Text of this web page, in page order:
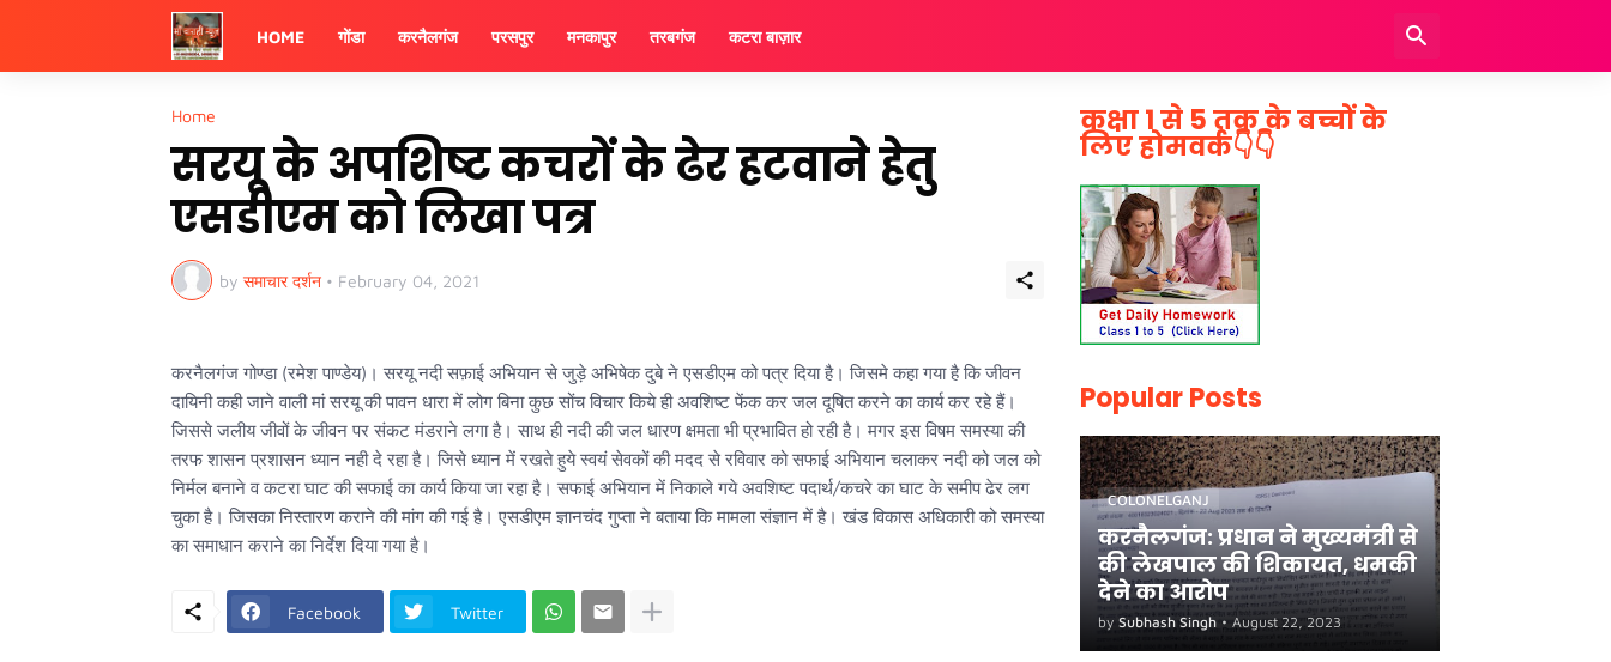
HOME गोंडा करनैलगंज परसपुर मनकापुर तरबगंज कटरा बाज़ार
Home
सरयू के अपशिष्ट कचरों के ढेर हटवाने हेतु
एसडीएम को लिखा पत्र
by समाचार दर्शन • February 04, 2021
करनैलगंज गोण्डा (रमेश पाण्डेय)। सरयू नदी सफ़ाई अभियान से जुड़े अभिषेक दुबे ने एसडीएम को पत्र दिया है। जिसमे कहा गया है कि जीवन
दायिनी कही जाने वाली मां सरयू की पावन धारा में लोग बिना कुछ सोंच विचार किये ही अवशिष्ट फेंक कर जल दूषित करने का कार्य कर रहे हैं।
जिससे जलीय जीवों के जीवन पर संकट मंडराने लगा है। साथ ही नदी की जल धारण क्षमता भी प्रभावित हो रही है। मगर इस विषम समस्या की
तरफ शासन प्रशासन ध्यान नही दे रहा है। जिसे ध्यान में रखते हुये स्वयं सेवकों की मदद से रविवार को सफाई अभियान चलाकर नदी को जल को
निर्मल बनाने व कटरा घाट की सफाई का कार्य किया जा रहा है। सफाई अभियान में निकाले गये अवशिष्ट पदार्थ/कचरे का घाट के समीप ढेर लग
चुका है। जिसका निस्तारण कराने की मांग की गई है। एसडीएम ज्ञानचंद गुप्ता ने बताया कि मामला संज्ञान में है। खंड विकास अधिकारी को समस्या
का समाधान कराने का निर्देश दिया गया है।
Facebook Twitter
कक्षा 1 से 5 तक के बच्चों के
लिए होमवर्क👇👇
Popular Posts
COLONELGANJ
करनैलगंज: प्रधान ने मुख्यमंत्री से
की लेखपाल की शिकायत, धमकी
देने का आरोप
by Subhash Singh • August 22, 2023